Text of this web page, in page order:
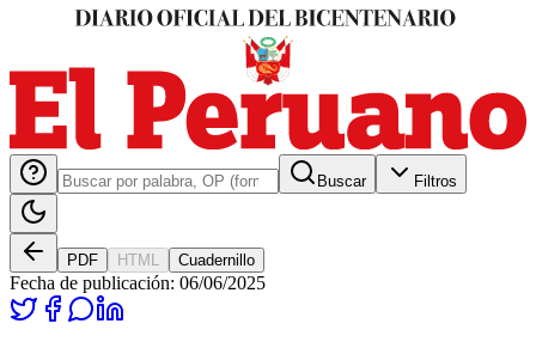
Buscar Filtros
PDF HTML Cuadernillo
Fecha de publicación: 06/06/2025